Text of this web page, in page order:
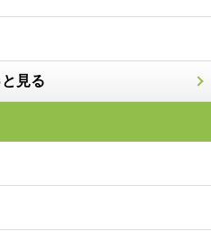
と見る